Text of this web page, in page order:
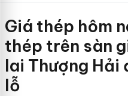
Giá thép hôm
thép trên sàn
lai Thượng Hải
lỗ